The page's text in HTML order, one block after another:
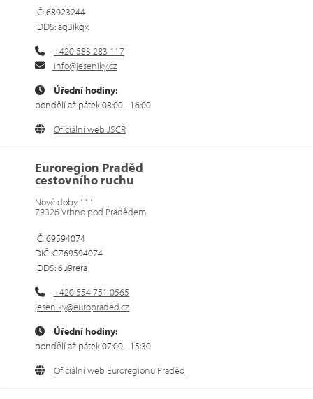
IČ: 68923244
IDDS: aq3ikqx
+420 583 283 117
info@jeseniky.cz
Úřední hodiny:
pondělí až pátek 08:00 - 16:00
Oficiální web JSCR
Euroregion Praděd
cestovního ruchu
Nové doby 111
79326 Vrbno pod Pradědem
IČ: 69594074
DIČ: CZ69594074
IDDS: 6u9rera
+420 554 751 0565
jeseniky@europraded.cz
Úřední hodiny:
pondělí až pátek 07:00 - 15:30
Oficiální web Euroregionu Praděd